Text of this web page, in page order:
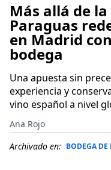
Más allá de
Paraguas
en Madrid
bodega
Una apuesta sin
experiencia y
vino español a nivel
Ana Rojo
Archivado en: BODEGA DE